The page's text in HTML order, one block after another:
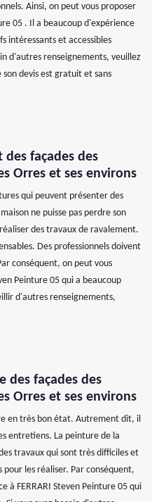
Ainsi, on peut vous proposer
05 . Il a beaucoup d'expérience
intéressants et accessibles
d'autres renseignements, veuillez
devis est gratuit et sans
des façades des
Orres et ses environs
qui peuvent présenter des
ne puisse pas perdre son
des travaux de ravalement.
Des professionnels doivent
conséquent, on peut vous
Peinture 05 qui a beaucoup
d'autres renseignements,
des façades des
Orres et ses environs
en très bon état. Autrement dit, il
entretiens. La peinture de la
travaux qui sont très difficiles et
les réaliser. Par conséquent,
à FERRARI Steven Peinture 05 qui